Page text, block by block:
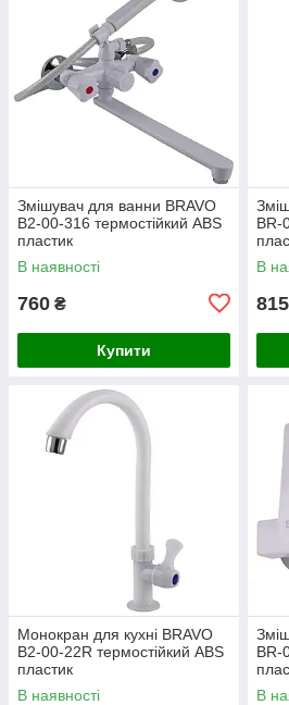
Змішувач для ванни BRAVO
B2-00-316 термостійкий ABS
пластик
В наявності
760 ₴
Купити
BR-
В
815
Монокран для кухні BRAVO
B2-00-22R термостійкий ABS
пластик
В наявності
BR-
В